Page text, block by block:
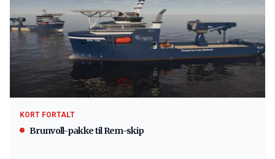
KORT FORTALT
Brunvoll-pakke til Rem-skip